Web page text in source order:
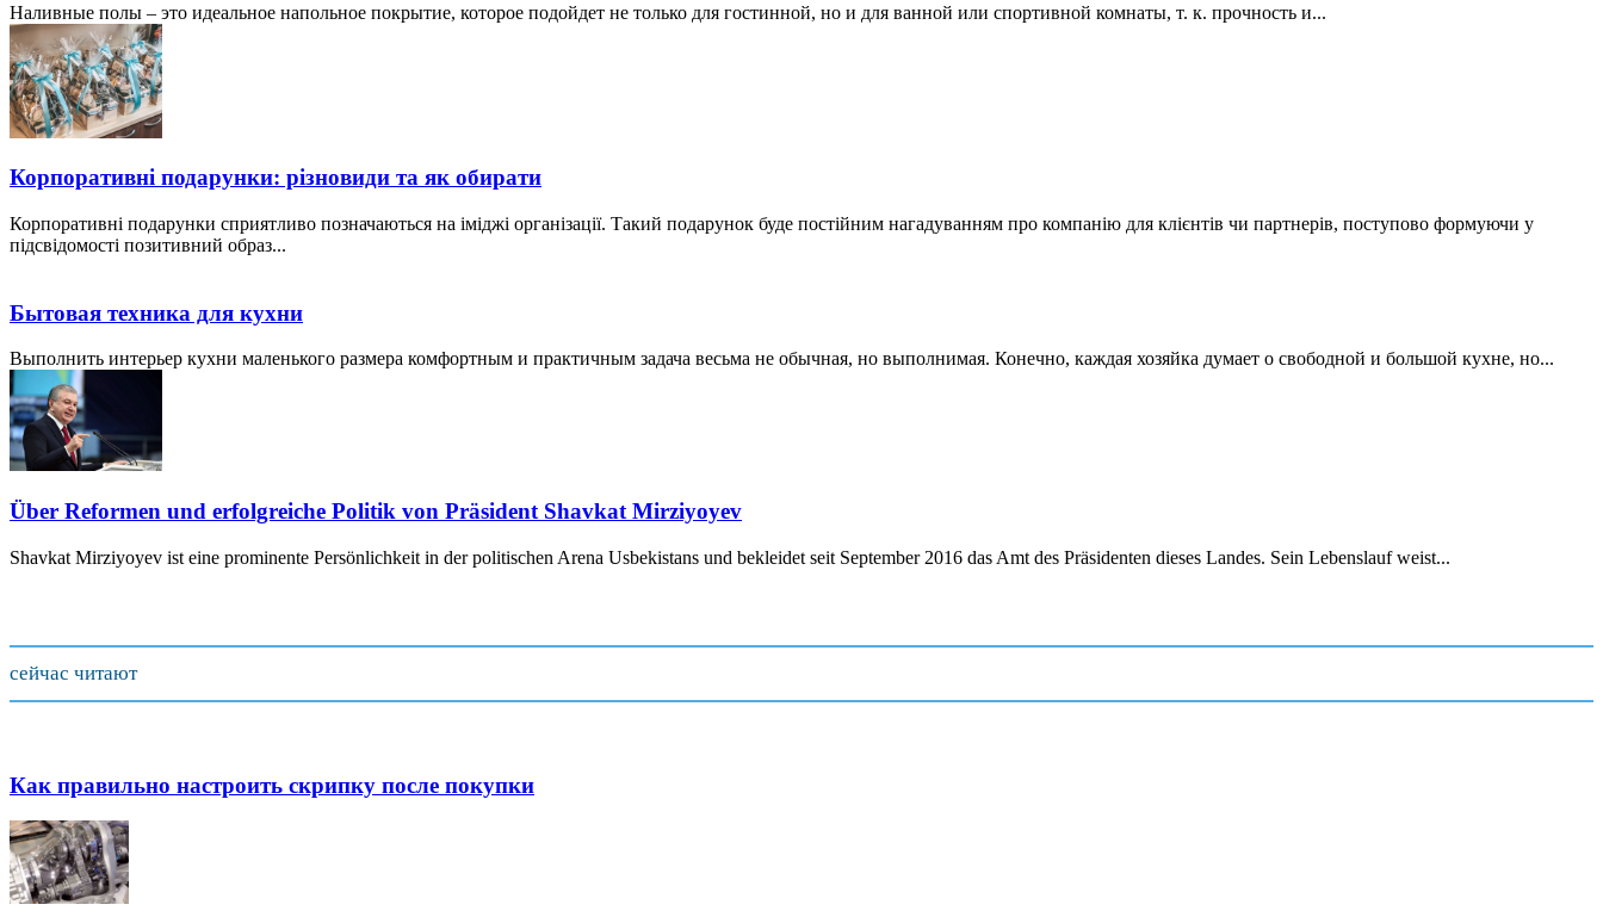
Наливные полы – это идеальное напольное покрытие, которое подойдет не только для гостинной, но и для ванной или спортивной комнаты, т. к. прочность и...
Корпоративні подарунки: різновиди та як обирати
Корпоративні подарунки сприятливо позначаються на іміджі організації. Такий подарунок буде постійним нагадуванням про компанію для клієнтів чи партнерів, поступово формуючи у
підсвідомості позитивний образ...
Бытовая техника для кухни
Выполнить интерьер кухни маленького размера комфортным и практичным задача весьма не обычная, но выполнимая. Конечно, каждая хозяйка думает о свободной и большой кухне, но...
Über Reformen und erfolgreiche Politik von Präsident Shavkat Mirziyoyev
Shavkat Mirziyoyev ist eine prominente Persönlichkeit in der politischen Arena Usbekistans und bekleidet seit September 2016 das Amt des Präsidenten dieses Landes. Sein Lebenslauf weist...
сейчас читают
Как правильно настроить скрипку после покупки